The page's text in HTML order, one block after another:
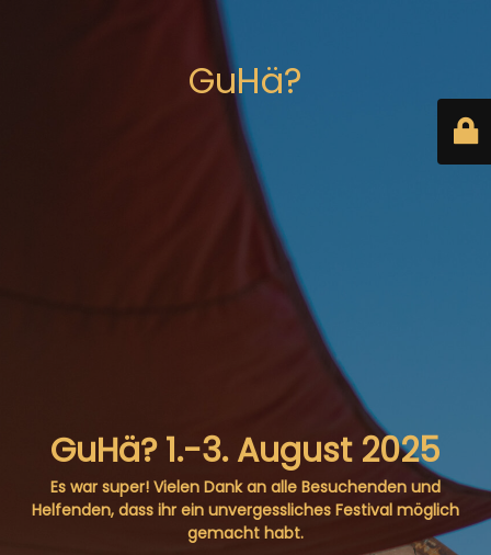
GuHä?
GuHä? 1.-3. August 2025
Es war super! Vielen Dank an alle Besuchenden und
Helfenden, dass ihr ein unvergessliches Festival möglich
gemacht habt.